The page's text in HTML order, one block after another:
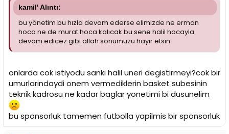
kamil' Alıntı:
bu yönetim bu hızla devam ederse elimizde ne erman
hoca ne de murat hoca kalıcak bu sene halil hocayla
devam edicez gibi allah sonumuzu hayır etsin
onlarda cok istiyodu sanki halil uneri degistirmeyi?cok bir
umurlarindaydi onem vermediklerin basket subesinin
teknik kadrosu ne kadar baglar yonetimi bi dusunelim
bu sponsorluk tamemen futbolla yapilmis bir sponsorluk